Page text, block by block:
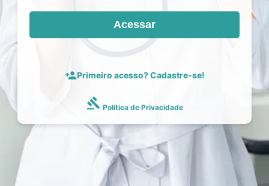
Acessar
person_addPrimeiro acesso? Cadastre-se!
gavel Política de Privacidade